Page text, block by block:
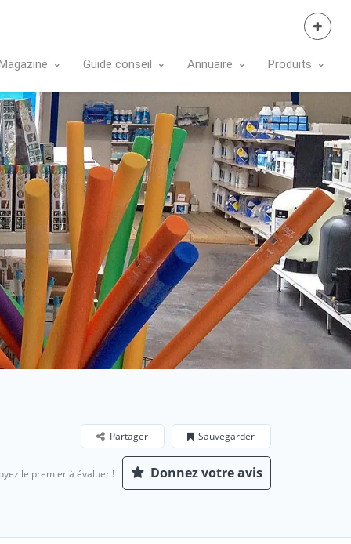
Guide conseil Annuaire Produits
Sauvegarder
Partager
le premier à évaluer ! Donnez votre avis